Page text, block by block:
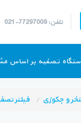
تلفن: 77297009-021
تصفیه بر اساس
و جکوزی فیلتر